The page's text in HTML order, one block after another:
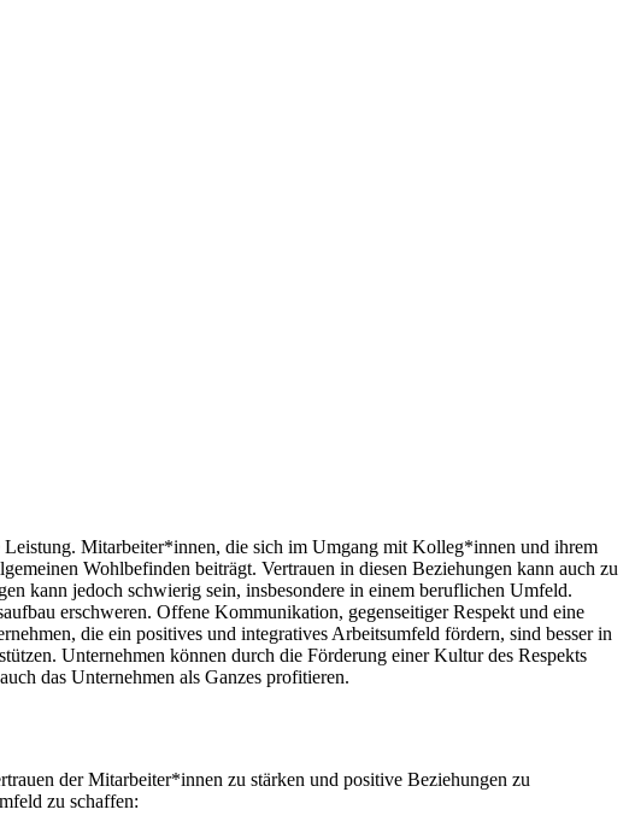
Mitarbeiter*innen, die sich im Umgang mit Kolleg*innen und ihrem
Wohlbefinden beiträgt. Vertrauen in diesen Beziehungen kann auch zu
kann jedoch schwierig sein, insbesondere in einem beruflichen Umfeld.
erschweren. Offene Kommunikation, gegenseitiger Respekt und eine
die ein positives und integratives Arbeitsumfeld fördern, sind besser in
Unternehmen können durch die Förderung einer Kultur des Respekts
das Unternehmen als Ganzes profitieren.
der Mitarbeiter*innen zu stärken und positive Beziehungen zu
zu schaffen: